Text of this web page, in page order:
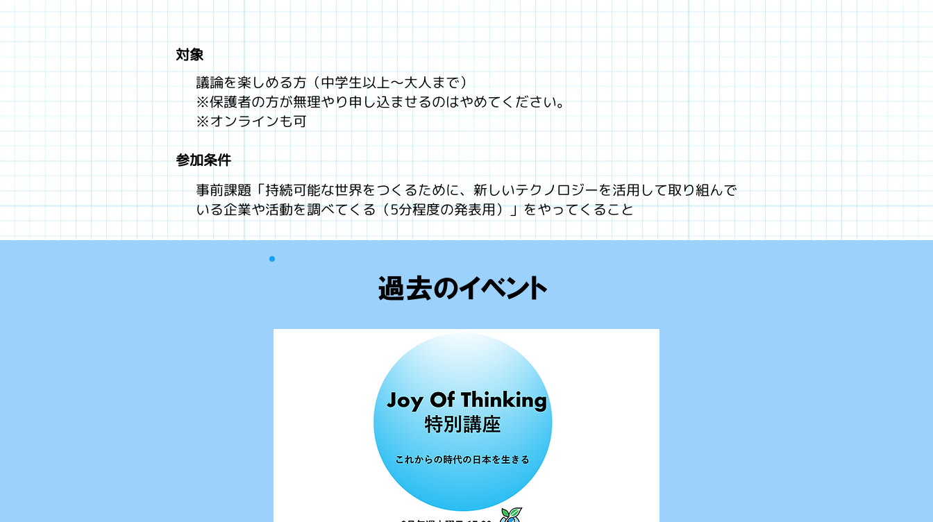
対象
議論を楽しめる方（中学生以上〜大人まで）
※保護者の方が無理やり申し込ませるのはやめてください。
​​※オンラインも可
参加条件
事前課題「持続可能な世界をつくるために、新しいテクノロジーを活用して取り組んで
いる企業や活動を調べてくる（5分程度の発表用）」をやってくること
過去のイベント